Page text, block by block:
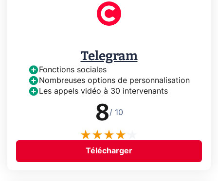
Telegram
Fonctions sociales
Nombreuses options de personnalisation
Les appels vidéo à 30 intervenants
8/ 10
Télécharger